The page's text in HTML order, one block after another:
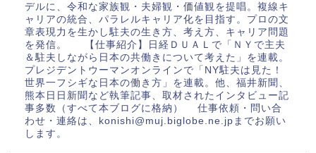
デルに、令和な家族観・夫婦観・価値観を提唱。複線キ
ャリアの統合、パラレルキャリア化を目指す。プロの文
章表現力を生かし駐夫の生き方、考え方、キャリア問題
を発信。 【仕事紹介】日経ＤＵＡＬで「ＮＹで主夫
＆駐夫しながら日本の共働きについて考えた」を連載。
プレジデントウーマンオンラインで「NY駐夫は見た！
世界一フシギな日本の働き方」を連載。他、福井新聞、
熊本日日新聞など執筆記事、取材されたインタビュー記
事多数（すべて本ブログに格納） 仕事依頼・問い合
わせ・連絡は、konishi@muj.biglobe.ne.jpまでお願い
します。